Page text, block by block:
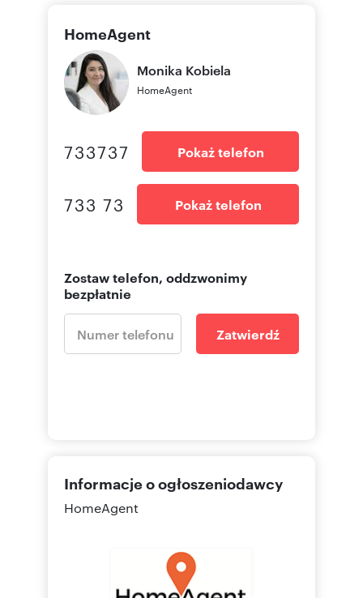
HomeAgent
Monika Kobiela
HomeAgent
733737 Pokaż telefon
733 73 Pokaż telefon
Zostaw telefon, oddzwonimy
bezpłatnie
Zatwierdź
Informacje o ogłoszeniodawcy
HomeAgent